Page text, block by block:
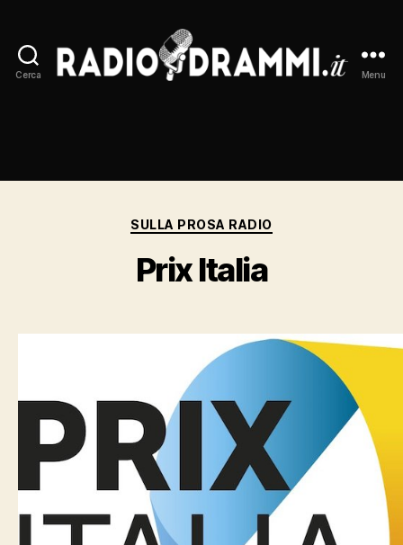
Cerca Menu
Categorie
SULLA PROSA RADIO
Prix Italia